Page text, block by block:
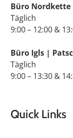
Büro Nordkette
Täglich
9:00 – 12:00 &
Büro Igls |
Täglich
9:00 – 13:30 &
Quick Links